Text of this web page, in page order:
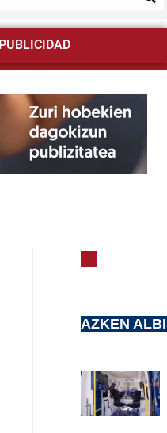
PUBLICIDAD
AZKEN